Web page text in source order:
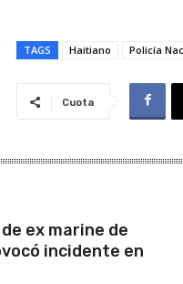
TAGS Haitiano Policía
Cuota
ex marine de
incidente en